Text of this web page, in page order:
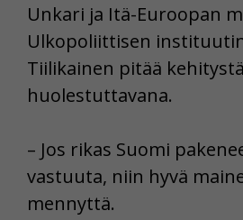
Unkari ja Itä-Euroopan
Ulkopoliittisen
Tiilikainen pitää kehitystä
huolestuttavana.
– Jos rikas Suomi
vastuuta, niin hyvä
mennyttä.